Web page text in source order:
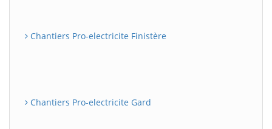
Chantiers Pro-electricite Finistère
Chantiers Pro-electricite Gard